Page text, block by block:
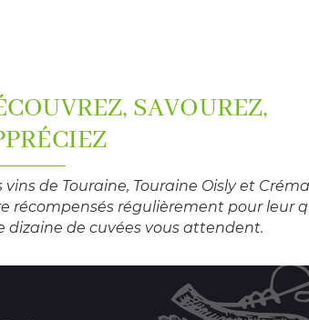
SAVOUREZ,
vins de Touraine, Touraine Oisly et
récompensés régulièrement pour leur
dizaine de cuvées vous attendent.